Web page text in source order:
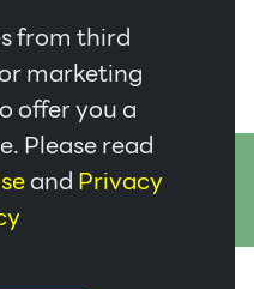
อีสเทิร์น) จำกัด (GTE) 53/4
วัดชุมพร 86210
ติดต่อเรา
from third
marketing
offer you a
Please read
andPrivacy